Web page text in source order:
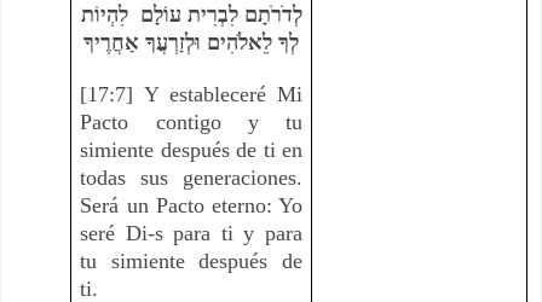
לְדֹרֹתָם לִבְרִית עוֹלָם לִהְיוֹת
לְךָ לֵאלֹהִים וּלְזַרְעֲךָ אַחֲרֶיךָ
[17:7] Y estableceré Mi
Pacto contigo y tu
simiente después de ti en
todas sus generaciones.
Será un Pacto eterno: Yo
seré Di-s para ti y para
tu simiente después de
ti.